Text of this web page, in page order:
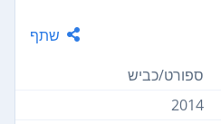
שתף
ספורט/כביש
2014